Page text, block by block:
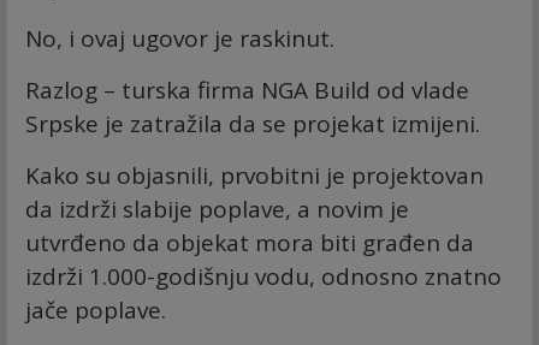
No, i ovaj ugovor je raskinut.
Razlog – turska firma NGA Build od vlade
Srpske je zatražila da se projekat izmijeni.
Kako su objasnili, prvobitni je projektovan
da izdrži slabije poplave, a novim je
utvrđeno da objekat mora biti građen da
izdrži 1.000-godišnju vodu, odnosno znatno
jače poplave.